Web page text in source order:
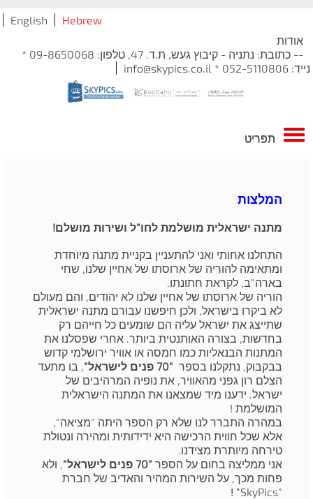
Hebrew
English
אודות
-- כתובת: נתניה - קיבוץ געש, ת.ד. 47, טלפון: 09-8650068 *
נייד: 052-5110806 * info@skypics.co.il
תפריט
המלצות
מתנה ישראלית מושלמת לחו"ל ושירות מושלם!
התחלנו אחותי ואני להתעניין בקניית מתנה מיוחדת
ומתאימה להוריה של ארוסתו של אחיין שלנו, שחי
בארה"ב, לקראת חתונתו.
הוריה של ארוסתו של אחיין שלנו לא יהודים, והם מעולם
לא ביקרו בישראל, ולכן חיפשנו עבורם מתנה ישראלית
שתייצג את ישראל עליה הם שומעים כל חייהם רק
בחדשות, בצורה האותנטית ביותר. אחרי שפסלנו את
המתנות הבנאליות כמו חמסה או אוויר ירושלמי קדוש
בבקבוק, נתקלנו בספר "70 פנים לישראל"
, בו מתעד
הצלם רון גפני מהאוויר, את נופיה המרהיבים של
ישראל. ידענו מיד שמצאנו את המתנה הישראלית
המושלמת !
במהרה התברר לנו שלא רק הספר היתה "מציאה",
אלא שכל חווית הרכישה היא ידידותית ומהירה ונטולת
טירחה מיותרת מצידנו.
אני ממליצה בחום על הספר "70 פנים לישראל"
, ולא
פחות מכך, על השירות המהיר והאדיב של חברת
"
SkyPics
" !